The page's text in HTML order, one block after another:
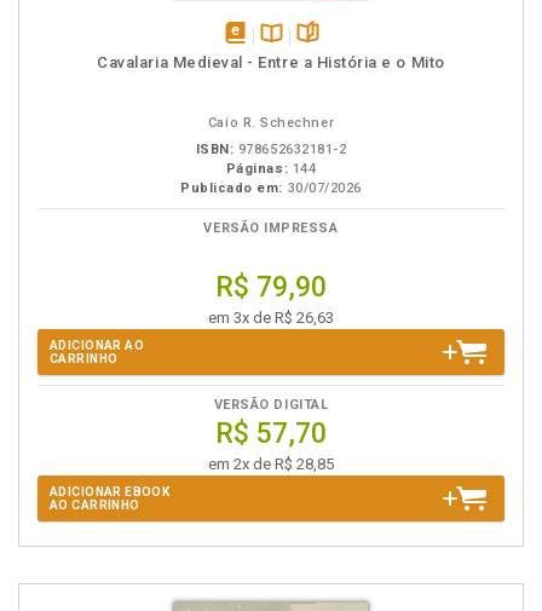
disponívelDisponível
páginas
Cavalaria Medieval - Entre a História e o Mito
Caio R. Schechner
ISBN: 978652632181-2
Páginas: 144
Publicado em: 30/07/2026
VERSÃO IMPRESSA
R$ 79,90
em 3x de R$ 26,63
ADICIONAR AO
CARRINHO
VERSÃO DIGITAL
R$ 57,70
em 2x de R$ 28,85
ADICIONAR EBOOK
AO CARRINHO